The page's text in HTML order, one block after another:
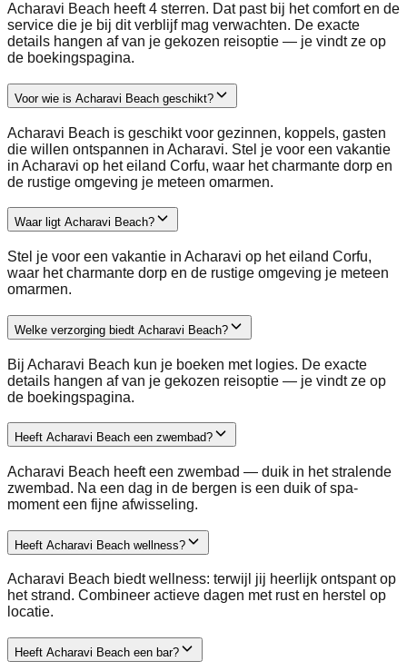
Acharavi Beach heeft 4 sterren. Dat past bij het comfort en de
service die je bij dit verblijf mag verwachten. De exacte
details hangen af van je gekozen reisoptie — je vindt ze op
de boekingspagina.
Voor wie is Acharavi Beach geschikt?
Acharavi Beach is geschikt voor gezinnen, koppels, gasten
die willen ontspannen in Acharavi. Stel je voor een vakantie
in Acharavi op het eiland Corfu, waar het charmante dorp en
de rustige omgeving je meteen omarmen.
Waar ligt Acharavi Beach?
Stel je voor een vakantie in Acharavi op het eiland Corfu,
waar het charmante dorp en de rustige omgeving je meteen
omarmen.
Welke verzorging biedt Acharavi Beach?
Bij Acharavi Beach kun je boeken met logies. De exacte
details hangen af van je gekozen reisoptie — je vindt ze op
de boekingspagina.
Heeft Acharavi Beach een zwembad?
Acharavi Beach heeft een zwembad — duik in het stralende
zwembad. Na een dag in de bergen is een duik of spa-
moment een fijne afwisseling.
Heeft Acharavi Beach wellness?
Acharavi Beach biedt wellness: terwijl jij heerlijk ontspant op
het strand. Combineer actieve dagen met rust en herstel op
locatie.
Heeft Acharavi Beach een bar?